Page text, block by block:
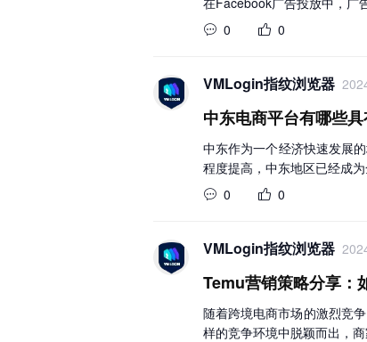
0
0
VMLogin指纹浏览器
中东电商平台有哪些
中东作为一个经济快速发展
程度提高，中东地区已经成
0
0
VMLogin指纹浏览器
Temu营销策略分享：
随着跨境电商市场的激烈竞
样的竞争环境中脱颖而出，